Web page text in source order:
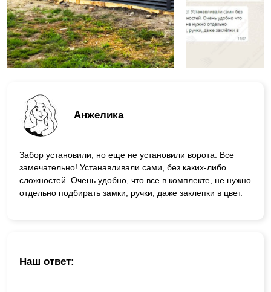
Анжелика
Забор установили, но еще не установили ворота. Все
замечательно! Устанавливали сами, без каких-либо
сложностей. Очень удобно, что все в комплекте, не нужно
отдельно подбирать замки, ручки, даже заклепки в цвет.
Наш ответ: